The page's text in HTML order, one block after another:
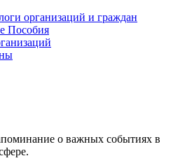
организаций и граждан
Пособия
о важных событиях в